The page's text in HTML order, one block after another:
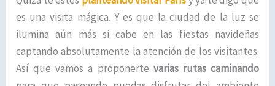
es una visita mágica. Y es que la ciudad de la luz se
ilumina aún más si cabe en las fiestas navideñas
captando absolutamente la atención de los visitantes.
Así que vamos a proponerte varias rutas caminando